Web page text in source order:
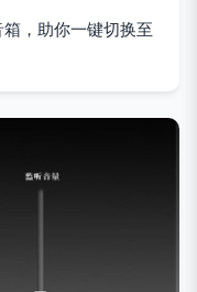
，助你一键切换至